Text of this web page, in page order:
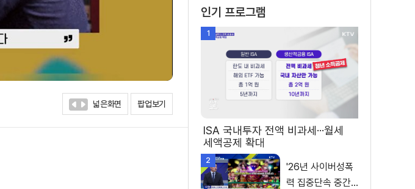
넓은화면 팝업보기
인기 프로그램
1
ISA 국내투자 전액 비과세···월세
세액공제 확대
2
'26년 사이버성폭
력 집중단속 중간